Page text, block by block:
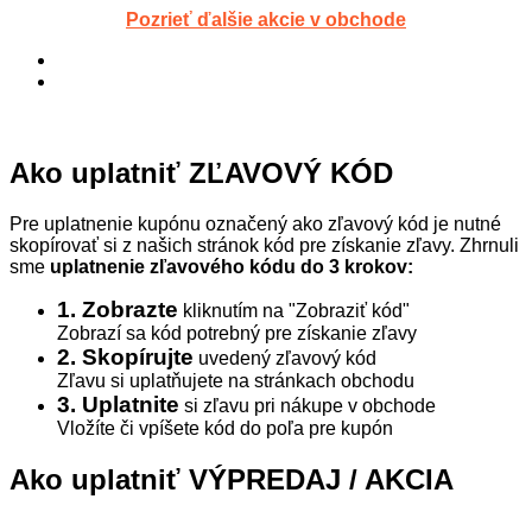
Pozrieť ďalšie akcie v obchode
Ako uplatniť ZĽAVOVÝ KÓD
Pre uplatnenie kupónu označený ako zľavový kód je nutné
skopírovať si z našich stránok kód pre získanie zľavy. Zhrnuli
sme uplatnenie zľavového kódu do 3 krokov:
1. Zobrazte kliknutím na "Zobraziť kód"
Zobrazí sa kód potrebný pre získanie zľavy
2. Skopírujte uvedený zľavový kód
Zľavu si uplatňujete na stránkach obchodu
3. Uplatnite si zľavu pri nákupe v obchode
Vložíte či vpíšete kód do poľa pre kupón
Ako uplatniť VÝPREDAJ / AKCIA